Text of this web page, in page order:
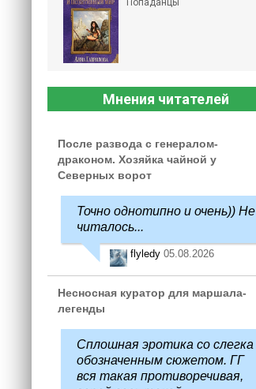
Попаданцы
Мнения читателей
После развода с генералом-
драконом. Хозяйка чайной у
Северных ворот
Точно однотипно и очень)) Не
читалось...
flyledy 05.08.2026
Несносная куратор для маршала-
легенды
Сплошная эротика со слегка
обозначенным сюжетом. ГГ
вся такая противоречивая,